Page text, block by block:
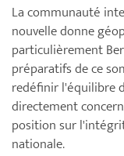
La communauté
nouvelle donne
particulièrement
préparatifs de ce
redéfinir l'équilibre
directement
position sur
nationale.